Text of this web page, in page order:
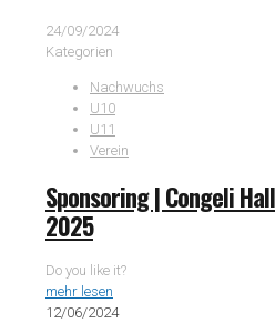
24/09/2024
Kategorien
Nachwuchs
U10
U11
Verein
Sponsoring | Congeli
2025
Do you like it?
mehr lesen
12/06/2024